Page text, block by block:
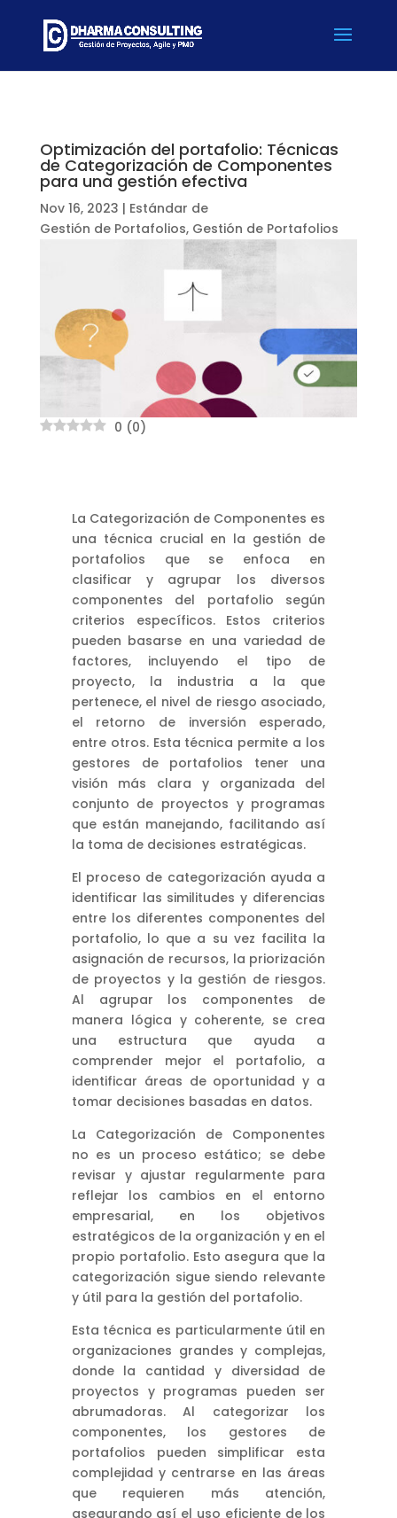
Optimización del portafolio: Técnicas
de Categorización de Componentes
para una gestión efectiva
Nov 16, 2023 | Estándar de
Gestión de Portafolios, Gestión de Portafolios
0 (0)
La Categorización de Componentes es
una técnica crucial en la gestión de
portafolios que se enfoca en
clasificar y agrupar los diversos
componentes del portafolio según
criterios específicos. Estos criterios
pueden basarse en una variedad de
factores, incluyendo el tipo de
proyecto, la industria a la que
pertenece, el nivel de riesgo asociado,
el retorno de inversión esperado,
entre otros. Esta técnica permite a los
gestores de portafolios tener una
visión más clara y organizada del
conjunto de proyectos y programas
que están manejando, facilitando así
la toma de decisiones estratégicas.
El proceso de categorización ayuda a
identificar las similitudes y diferencias
entre los diferentes componentes del
portafolio, lo que a su vez facilita la
asignación de recursos, la priorización
de proyectos y la gestión de riesgos.
Al agrupar los componentes de
manera lógica y coherente, se crea
una estructura que ayuda a
comprender mejor el portafolio, a
identificar áreas de oportunidad y a
tomar decisiones basadas en datos.
La Categorización de Componentes
no es un proceso estático; se debe
revisar y ajustar regularmente para
reflejar los cambios en el entorno
empresarial, en los objetivos
estratégicos de la organización y en el
propio portafolio. Esto asegura que la
categorización sigue siendo relevante
y útil para la gestión del portafolio.
Esta técnica es particularmente útil en
organizaciones grandes y complejas,
donde la cantidad y diversidad de
proyectos y programas pueden ser
abrumadoras. Al categorizar los
componentes, los gestores de
portafolios pueden simplificar esta
complejidad y centrarse en las áreas
que requieren más atención,
asegurando así el uso eficiente de los